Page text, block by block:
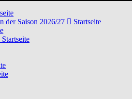
der Saison 2026/27
Startseite
Startseite